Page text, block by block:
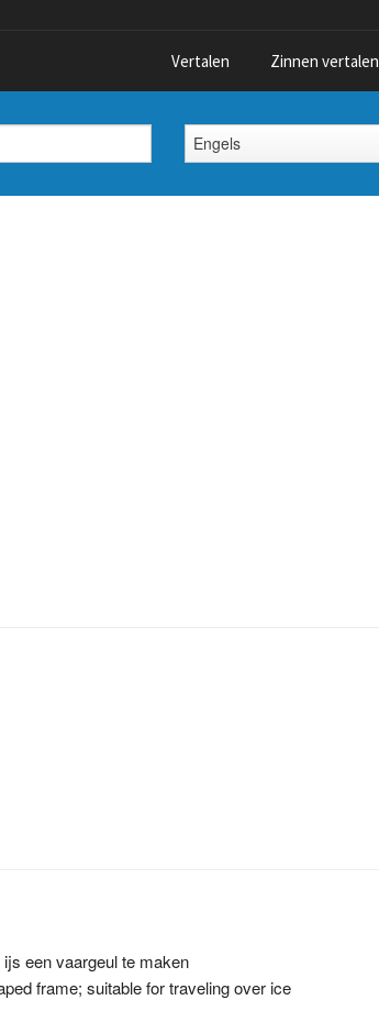
Vertalen Zinnen vertalen
Engels
een vaargeul te maken
frame; suitable for traveling over ice